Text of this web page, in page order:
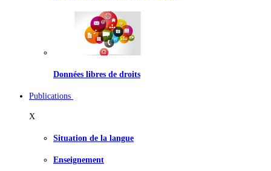
Données libres de droits
Publications
X
Situation de la langue
Enseignement